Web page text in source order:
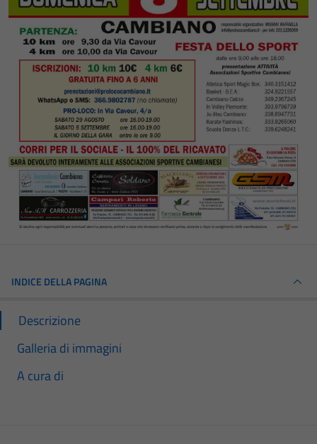
INDICE DELLA PAGINA
Descrizione
Galleria di immagini
A cura di